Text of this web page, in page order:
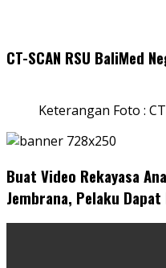
CT-SCAN RSU BaliMed
Keterangan Foto :
Buat Video Rekayasa
Jembrana, Pelaku Dapat